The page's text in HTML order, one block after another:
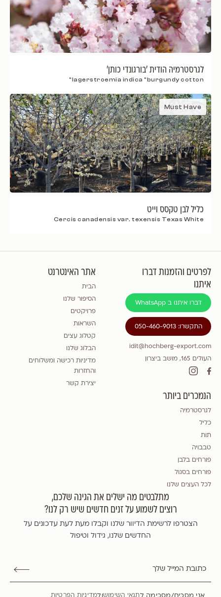
לגרסטרמיה הודית 'בורגונדי כותן'
lagerstroemia indica "burgundy cotton"
Must Have
כליל לבן טקסס וייט
Cercis canadensis var. texensis Texas White
לפרטים והזמנות דברו
איתנו
דברו איתנו ב WhatsApp
התקשרו: 050-460-9013
idit@hochberg-export.com
העולים 165, מושב ביצרון
אתר האינטרנט
הבית
הסיפור שלנו
פרויקטים
השראות
קטלוג עצים
הבלוג שלנו
מדיניות רכישה ומשלוחים
והחזרות
יצירת קשר
הנמכרים ביותר
לגרסטרמיה
כליל
תות
טבבויה
פורחים בלבן
פורחים בסגול
לכל העצים שלנו
מתלבטים מה ישלים את הגינה שלכם,
רוצים לשמוע על זנים חדשים שיש רק לנו?
הצטרפו לרשימת הדיוור שלנו וקבלו מעת לעת עדכונים על
החדשים שלנו, גידול וטיפול
אני מסכים/מסכימה לתנאי השימושולמדיניות הפרטיות